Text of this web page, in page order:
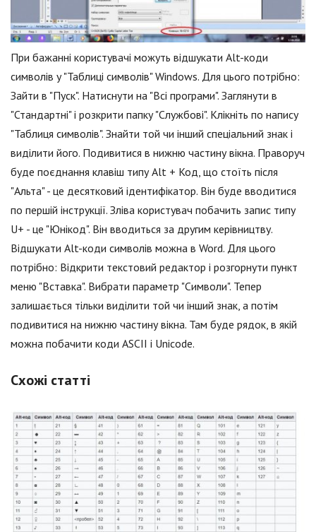
При бажанні користувачі можуть відшукати Alt-коди
символів у "Таблиці символів" Windows. Для цього потрібно:
Зайти в "Пуск". Натиснути на "Всі програми". Заглянути в
"Стандартні" і розкрити папку "Службові". Клікніть по напису
"Таблиця символів". Знайти той чи інший спеціальний знак і
виділити його. Подивитися в нижню частину вікна. Праворуч
буде поєднання клавіш типу Alt + Код, що стоїть після
"Альта" - це десятковий ідентифікатор. Він буде вводитися
по першій інструкції. Зліва користувач побачить запис типу
U+ - це "Юнікод". Він вводиться за другим керівництву.
Відшукати Alt-коди символів можна в Word. Для цього
потрібно: Відкрити текстовий редактор і розгорнути пункт
меню "Вставка". Вибрати параметр "Символи". Тепер
залишається тільки виділити той чи інший знак, а потім
подивитися на нижню частину вікна. Там буде рядок, в якій
можна побачити коди ASCII і Unicode.
Схожі статті